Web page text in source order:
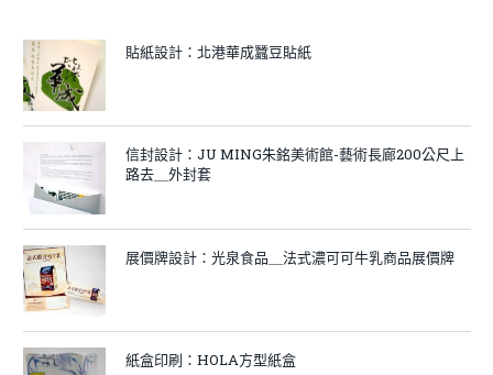
貼紙設計：北港華成蠶豆貼紙
信封設計：JU MING朱銘美術館-藝術長廊200公尺上
路去＿外封套
展價牌設計：光泉食品＿法式濃可可牛乳商品展價牌
紙盒印刷：HOLA方型紙盒